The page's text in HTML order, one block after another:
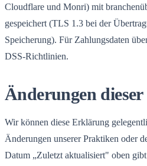
Cloudflare und Monri) mit
gespeichert (TLS 1.3 bei der
Speicherung). Für Zahlungsdaten
DSS-Richtlinien.
Änderungen
Wir können diese Erklärung
Änderungen unserer Praktiken oder
Datum „Zuletzt aktualisiert" oben